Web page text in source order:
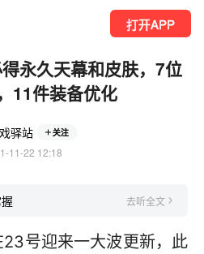
打开APP
永久天幕和皮肤，7位
11件装备优化
驿站 关注
11-22 12:18
去听全文
号迎来一大波更新，此